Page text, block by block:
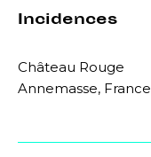
Incidences
Château Rouge
Annemasse, France